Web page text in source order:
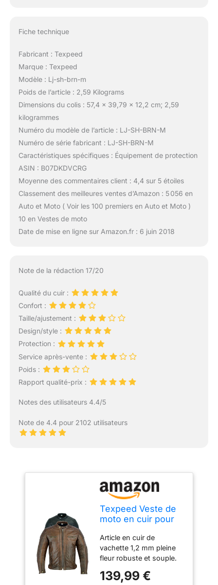
Fiche technique
Fabricant : Texpeed
Marque : Texpeed
Modèle : Lj-sh-brn-m
Poids de l’article : 2,59 Kilograms
Dimensions du colis : 57,4 x 39,79 x 12,2 cm; 2,59
kilogrammes
Numéro du modèle de l’article : LJ-SH-BRN-M
Numéro de série fabricant : LJ-SH-BRN-M
Caractéristiques spécifiques : Équipement de protection
ASIN : B07DKDVCRG
Moyenne des commentaires client : 4,4 sur 5 étoiles
Classement des meilleures ventes d’Amazon : 5 056 en
Auto et Moto ( Voir les 100 premiers en Auto et Moto )
10 en Vestes de moto
Date de mise en ligne sur Amazon.fr : 6 juin 2018
Note de la rédaction 17/20
Qualité du cuir :
Confort :
Taille/ajustement :
Design/style :
Protection :
Service après-vente :
Poids :
Rapport qualité-prix :
Notes des utilisateurs 4.4/5
Note de 4.4 pour 2102 utilisateurs
Texpeed Veste de
moto en cuir pour
Homologué blouson
été/hiver de moto
de tourisme avec
protection véritable
biker CE armor (EN
Article en cuir de
vachette 1,2 mm pleine
fleur robuste et souple.
internes certifiées CE au
139,99 €